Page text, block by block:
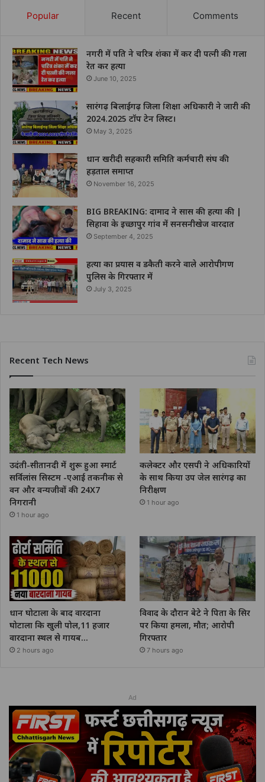
Popular Recent Comments
नगरी में पति ने चरित्र शंका में कर दी पत्नी की गला
रेत कर हत्या
June 10, 2025
सारंगढ़ बिलाईगढ़ जिला शिक्षा अधिकारी ने जारी की
2024.2025 टॉप टेन लिस्ट।
May 3, 2025
धान खरीदी सहकारी समिति कर्मचारी संघ की
हड़ताल समाप्त
November 16, 2025
BIG BREAKING: दामाद ने सास की हत्या की |
सिहावा के इच्छापुर गांव में सनसनीखेज वारदात
September 4, 2025
हत्या का प्रयास व डकैती करने वाले आरोपीगण
पुलिस के गिरफ्तार में
July 3, 2025
Recent Tech News
उदंती-सीतानदी में शुरू हुआ स्मार्ट
सर्विलांस सिस्टम -एआई तकनीक से
वन और वन्यजीवों की 24X7
निगरानी
1 hour ago
कलेक्टर और एसपी ने अधिकारियों
के साथ किया उप जेल सारंगढ़ का
निरीक्षण
1 hour ago
धान घोटाला के बाद वारदाना
घोटाला कि खुली पोल,11 हजार
वारदाना स्थल से गायब…
2 hours ago
विवाद के दौरान बेटे ने पिता के सिर
पर किया हमला, मौत; आरोपी
गिरफ्तार
7 hours ago
Ad